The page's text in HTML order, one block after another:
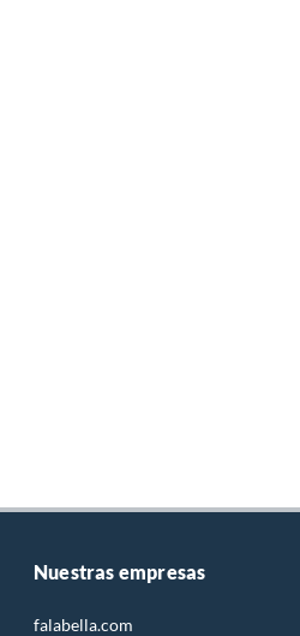
Nuestras empresas
falabella.com